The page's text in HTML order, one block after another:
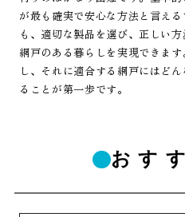
が最も確実で安心な方法と言え
も、適切な製品を選び、正しい
網戸のある暮らしを実現できま
し、それに適合する網戸にはど
ることが第一歩です。
おす